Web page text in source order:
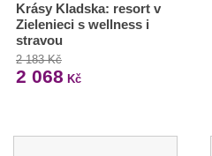
Krásy Kladska: resort v
Zielenieci s wellness i
stravou
2 183 Kč
2 068 Kč